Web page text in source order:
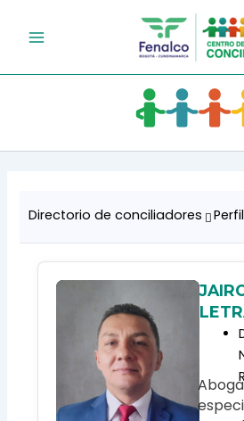
Directorio de conciliadores Perfil